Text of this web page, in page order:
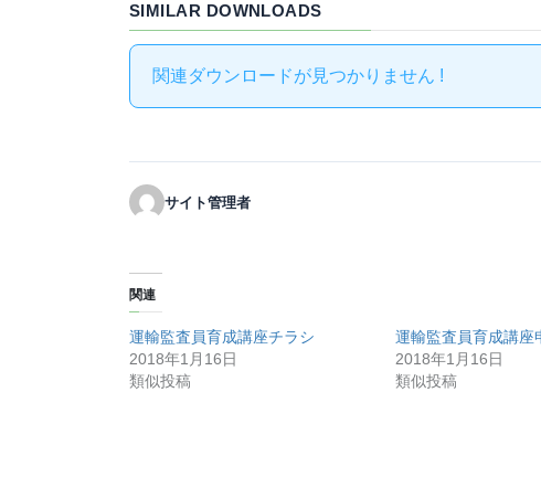
SIMILAR DOWNLOADS
関連ダウンロードが見つかりません !
サイト管理者
関連
運輸監査員育成講座チラシ
2018年1月16日
類似投稿
運輸監査員育成講座
2018年1月16日
類似投稿